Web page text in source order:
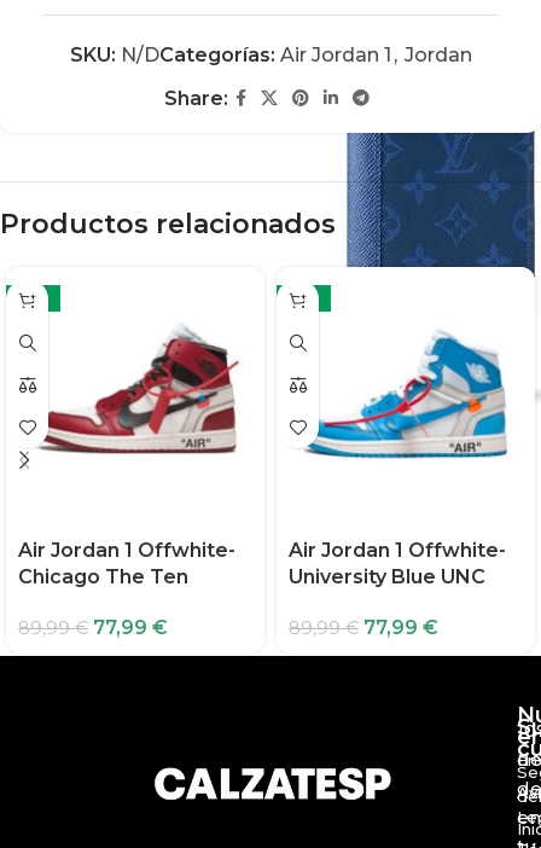
SKU: N/DCategorías: Air Jordan 1 , Jordan
Share:
Productos relacionados
-13%
Air Jordan 1 Offwhite-
Chicago The Ten
89,99€ 77,99 €
-13%
Air Jordan 1 Offwhite-
University Blue UNC
89,99€ 77,99 €
de
en